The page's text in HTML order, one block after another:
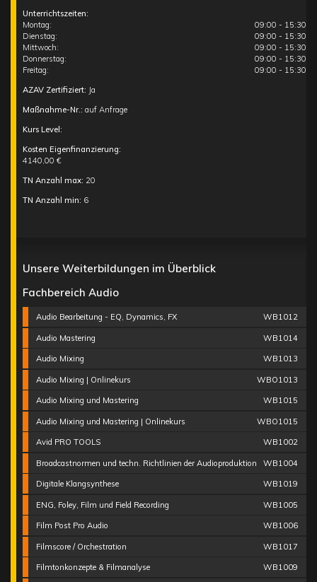
Unterrichtszeiten:
Montag:
09:00 - 15:30
Dienstag:
09:00 - 15:30
Mittwoch:
09:00 - 15:30
Donnerstag:
09:00 - 15:30
Freitag:
09:00 - 15:30
AZAV Zertifiziert: Ja
Maßnahme-Nr.: auf Anfrage
Kurs Level:
Kosten Eigenfinanzierung:
4140,00 €
TN Anzahl max: 20
TN Anzahl min: 6
Unsere Weiterbildungen im Überblick
Fachbereich Audio
Audio Bearbeitung - EQ, Dynamics, FX WB1012
Audio Mastering WB1014
Audio Mixing WB1013
Audio Mixing | Onlinekurs WBO1013
Audio Mixing und Mastering WB1015
Audio Mixing und Mastering | Onlinekurs WBO1015
Avid PRO TOOLS WB1002
Broadcastnormen und techn. Richtlinien der Audioproduktion WB1004
Digitale Klangsynthese WB1019
ENG, Foley, Film und Field Recording WB1005
Film Post Pro Audio WB1006
Filmscore / Orchestration WB1017
Filmtonkonzepte & Filmanalyse WB1009